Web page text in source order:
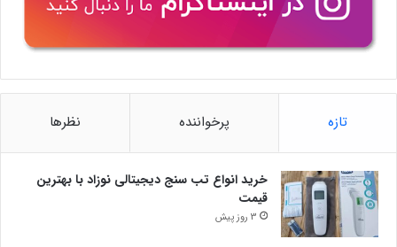
تازه پرخواننده نظرها
خرید انواع تب سنج دیجیتالی نوزاد با بهترین
قیمت
3 روز پیش